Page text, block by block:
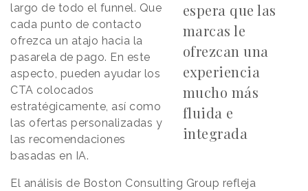
espera que las
marcas le
ofrezcan una
experiencia
mucho más
fluida e
integrada
largo de todo el funnel. Que
cada punto de contacto
ofrezca un atajo hacia la
pasarela de pago. En este
aspecto, pueden ayudar los
CTA colocados
estratégicamente, así como
las ofertas personalizadas y
las recomendaciones
basadas en IA.
El análisis de Boston Consulting Group refleja